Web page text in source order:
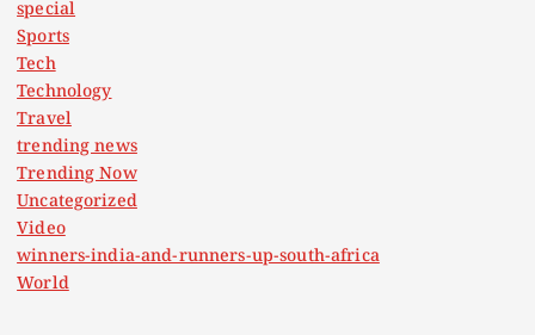
special
Sports
Tech
Technology
Travel
trending news
Trending Now
Uncategorized
Video
winners-india-and-runners-up-south-africa
World